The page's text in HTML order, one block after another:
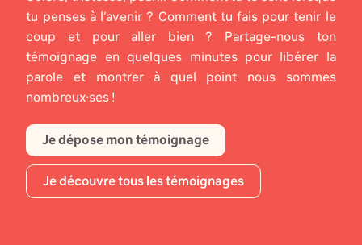
tu penses à l’avenir ? Comment tu fais pour tenir le
coup et pour aller bien ? Partage-nous ton
témoignage en quelques minutes pour libérer la
parole et montrer à quel point nous sommes
nombreux·ses !
Je dépose mon témoignage
Je découvre tous les témoignages